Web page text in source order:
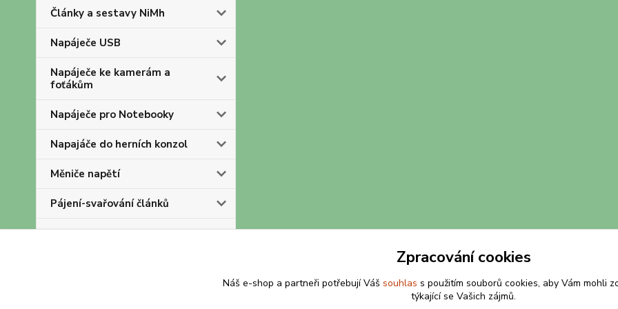
Články a sestavy NiMh
Napáječe USB
Napáječe ke kamerám a
foťákům
Napáječe pro Notebooky
Napajáče do herních konzol
Měniče napětí
Pájení-svařování článků
OLD
Zpracování cookies
Náš e-shop a partneři potřebují Váš souhlas s použitím souborů cookies, aby Vám mohli
týkající se Vašich zájmů.